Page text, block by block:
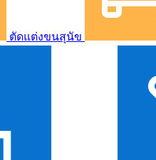
ตัดแต่งขนสุนัข